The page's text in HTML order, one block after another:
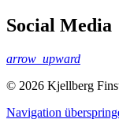
Social Media
arrow_upward
© 2026 Kjellberg
Navigation